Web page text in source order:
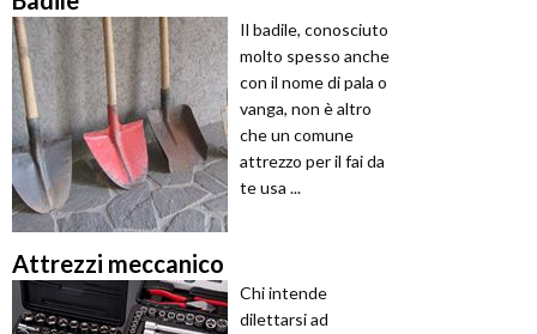
Il badile, conosciuto
molto spesso anche
con il nome di pala o
vanga, non è altro
che un comune
attrezzo per il fai da
te usa ...
Attrezzi meccanico
Chi intende
dilettarsi ad